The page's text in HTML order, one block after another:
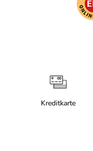
Kreditkarte